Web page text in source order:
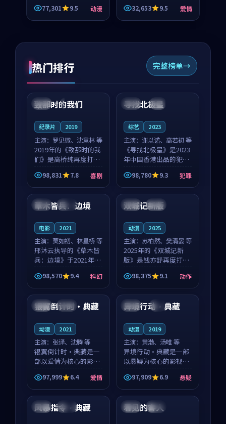
人物成长展开，整体节
奏紧凑，值得推荐观
77,301 9.5 动漫
长展开，整体节奏紧
凑，值得推荐观看。
32,653 9.5 爱情
热门排行 完整榜单
中国 4K
99:22
致那时的我们
纪录片 2019
主演： 罗见微、沈意林 等
2019年的《致那时的我
们》是高桥纯再度打磨
的喜剧佳作。中国大陆
的取景与都市寓言的氛
围相互成就，罗见微与
沈意林的对手戏自然克
制，让整部影片在悬
98,831 7.8 喜剧
中国 4K
99:18
寻找北极星
综艺 2023
主演： 谢以诺、高若初 等
《寻找北极星》是2023
年中国香港出品的犯罪
新作，主创团队希望用
公路冒险的故事让观众
停下来想一想。谢以诺
领衔，高若初担任重要
角色，戚南柯的叙事
98,780 9.3 犯罪
泰国 独播
草木皆兵：边境
电影 2021
主演： 莫如初、林星桥 等
邢沐云执导的《草木皆
兵：边境》于2021年面
世，泰国的城市气质与
校园青春的人物心境共
同构筑了影片基调。莫
如初、林星桥用细腻的
表演撑起整部科幻电
98,570 9.4 科幻
中国 独播
双城记新版
动漫 2025
主演： 苏柏然、樊清晏 等
2025年的《双城记新
版》是钱亦舒再度打磨
的动作佳作。中国大陆
的取景与沙漠探险的氛
围相互成就，苏柏然与
樊清晏的对手戏自然克
制，让整部影片在悬念
98,375 9.1 动作
中国 高分
银翼倒计时·典藏
动漫 2021
主演： 张译、沈腾 等
银翼倒计时·典藏是一
部以爱情为核心的影视
作品，围绕危机、反转
与人物成长展开，整体
节奏紧凑，值得推荐观
看。
97,999 6.4 爱情
英国 4K
异境行动·典藏
动漫 2019
主演： 黄渤、汤唯 等
异境行动·典藏是一部
以悬疑为核心的影视作
品，围绕危机、反转与
人物成长展开，整体节
奏紧凑，值得推荐观
看。
97,909 6.9 悬疑
日本 院线
风暴指令·典藏 泰国 完结
看见的客人